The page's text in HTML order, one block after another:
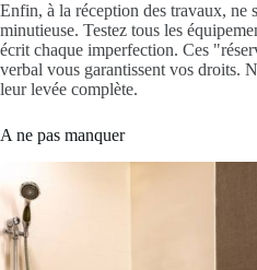
Enfin, à la réception des travaux, ne
minutieuse. Testez tous les
écrit chaque imperfection. Ces
verbal vous garantissent vos droits.
leur levée complète.
A ne pas manquer